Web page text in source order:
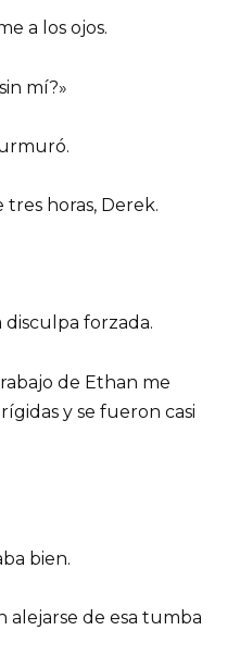
a los ojos.
mí?»
horas, Derek.
forzada.
de Ethan me
y se fueron casi
bien.
alejarse de esa tumba